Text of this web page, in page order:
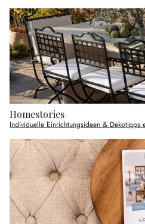
Homestories
Individuelle Einrichtungsideen & Dekotipps